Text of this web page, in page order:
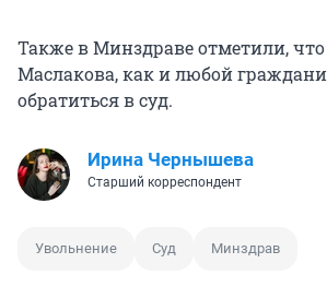
Также в Минздраве отметили,
Маслакова, как и любой
обратиться в суд.
Ирина Чернышева
Старший корреспондент
Увольнение Суд Минздрав